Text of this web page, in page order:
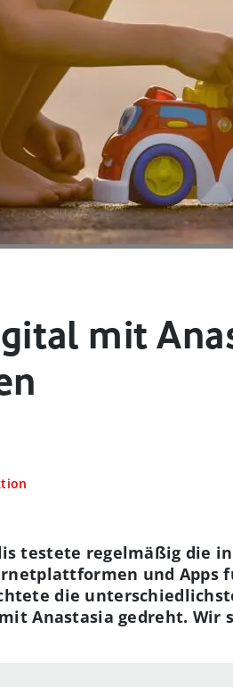
mit
testete regelmäßig die
und
die
Anastasia gedreht.